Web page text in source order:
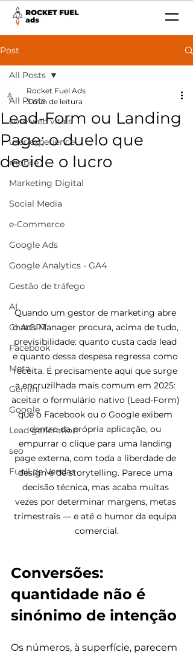
Post
All Posts
core web vitals
user experience
mobile
Marketing Digital
Social Media
e-Commerce
Google Ads
Google Analytics - GA4
Gestão de tráfego
AI
ChatGPT
Facebook
Meta
Gemini
Google
Lead generation
seo
Funil de Vendas
All Posts
Lead-Form ou Landing
Page: o duelo que
decide o lucro
Rocket Fuel Ads
3 min de leitura
Quando um gestor de marketing abre
o Ads Manager procura, acima de tudo,
previsibilidade: quanto custa cada lead
e quanto dessa despesa regressa como
receita. É precisamente aqui que surge
a encruzilhada mais comum em 2025:
aceitar o formulário nativo (Lead-Form)
que o Facebook ou o Google exibem
dentro da própria aplicação, ou
empurrar o clique para uma landing
page externa, com toda a liberdade de
design e de storytelling. Parece uma
decisão técnica, mas acaba muitas
vezes por determinar margens, metas
trimestrais — e até o humor da equipa
comercial.
Conversões:
quantidade não é
sinónimo de intenção
Os números, à superfície, parecem